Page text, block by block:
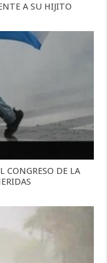
A SU HIJITO
CONGRESO DE LA